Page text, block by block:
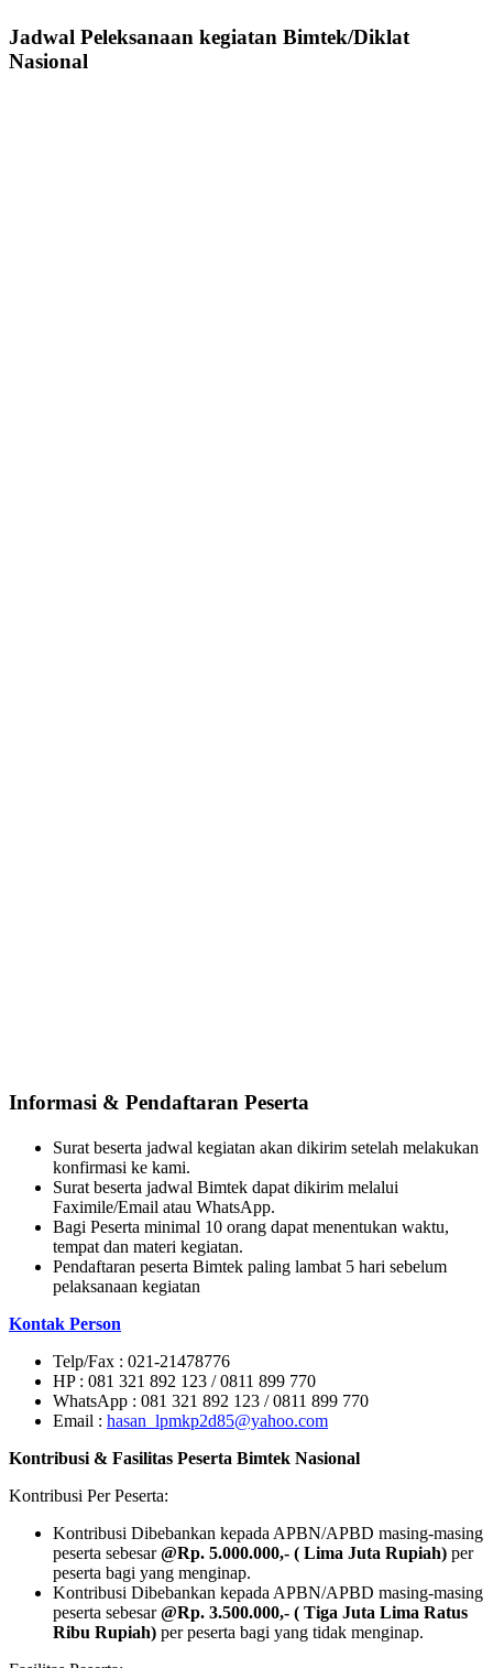
Jadwal Peleksanaan kegiatan Bimtek/Diklat
Nasional
Informasi & Pendaftaran Peserta
Surat beserta jadwal kegiatan akan dikirim setelah melakukan
konfirmasi ke kami.
Surat beserta jadwal Bimtek dapat dikirim melalui
Faximile/Email atau WhatsApp.
Bagi Peserta minimal 10 orang dapat menentukan waktu,
tempat dan materi kegiatan.
Pendaftaran peserta Bimtek paling lambat 5 hari sebelum
pelaksanaan kegiatan
Kontak Person
Telp/Fax : 021-21478776
HP : 081 321 892 123 / 0811 899 770
WhatsApp : 081 321 892 123 / 0811 899 770
Email : hasan_lpmkp2d85@yahoo.com
Kontribusi & Fasilitas Peserta Bimtek Nasional
Kontribusi Per Peserta:
Kontribusi Dibebankan kepada APBN/APBD masing-masing
peserta sebesar@Rp. 5.000.000,- ( Lima Juta Rupiah) per
peserta bagi yang menginap.
Kontribusi Dibebankan kepada APBN/APBD masing-masing
peserta sebesar@Rp. 3.500.000,- ( Tiga Juta Lima Ratus
Ribu Rupiah) per peserta bagi yang tidak menginap.